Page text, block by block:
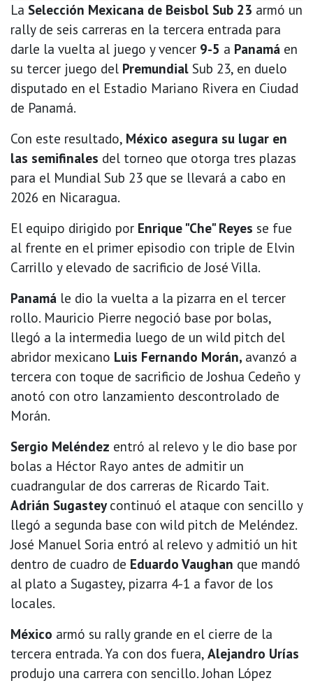
La Selección Mexicana de Beisbol Sub 23 armó un
rally de seis carreras en la tercera entrada para
darle la vuelta al juego y vencer 9-5 a Panamá en
su tercer juego del Premundial Sub 23, en duelo
disputado en el Estadio Mariano Rivera en Ciudad
de Panamá.
Con este resultado, México asegura su lugar en
las semifinales del torneo que otorga tres plazas
para el Mundial Sub 23 que se llevará a cabo en
2026 en Nicaragua.
El equipo dirigido por Enrique "Che" Reyes se fue
al frente en el primer episodio con triple de Elvin
Carrillo y elevado de sacrificio de José Villa.
Panamá le dio la vuelta a la pizarra en el tercer
rollo. Mauricio Pierre negoció base por bolas,
llegó a la intermedia luego de un wild pitch del
abridor mexicano Luis Fernando Morán, avanzó a
tercera con toque de sacrificio de Joshua Cedeño y
anotó con otro lanzamiento descontrolado de
Morán.
Sergio Meléndez entró al relevo y le dio base por
bolas a Héctor Rayo antes de admitir un
cuadrangular de dos carreras de Ricardo Tait.
Adrián Sugasteycontinuó el ataque con sencillo y
llegó a segunda base con wild pitch de Meléndez.
José Manuel Soria entró al relevo y admitió un hit
dentro de cuadro de Eduardo Vaughan que mandó
al plato a Sugastey, pizarra 4-1 a favor de los
locales.
México armó su rally grande en el cierre de la
tercera entrada. Ya con dos fuera, Alejandro Urías
produjo una carrera con sencillo. Johan López